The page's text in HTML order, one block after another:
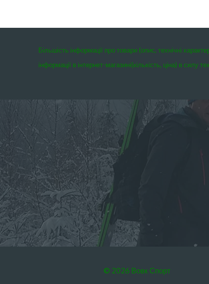
Більшість інформації про товари (опис, технічні
інформації в інтернет-магазині(кількість, ціна) в
© 2026 Вовк Спорт